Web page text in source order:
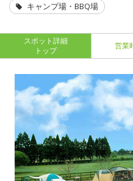
キャンプ場・BBQ場
スポット詳細
トップ
営業